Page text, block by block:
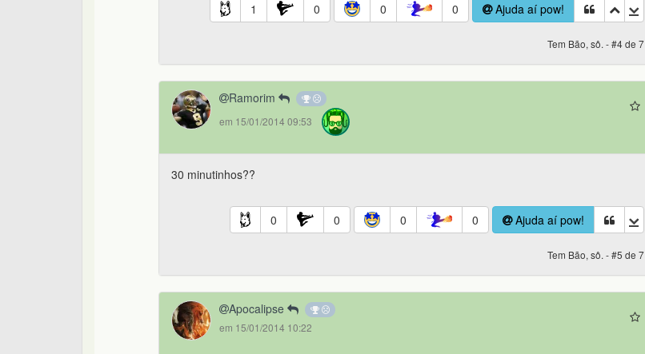
1 0 0 0 Ajuda aí pow!
Tem Bão, sô. - #4 de 7
Ramorim
em 15/01/2014 09:53
30 minutinhos??
0 0 0 0 Ajuda aí pow!
Tem Bão, sô. - #5 de 7
Apocalipse
em 15/01/2014 10:22